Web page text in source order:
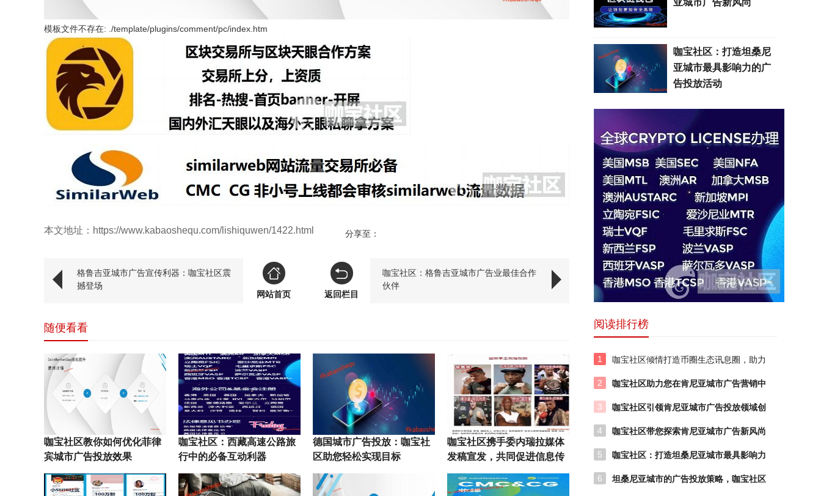
模板文件不存在: ./template/plugins/comment/pc/index.htm
本文地址：https://www.kabaoshequ.com/lishiquwen/1422.html 分享至：
格鲁吉亚城市广告宣传利器：咖宝社区震
撼登场
咖宝社区：格鲁吉亚城市广告业最佳合作
伙伴
网站首页
返回栏目
随便看看
咖宝社区教你如何优化菲律
宾城市广告投放效果
咖宝社区：西藏高速公路旅
行中的必备互动利器
德国城市广告投放：咖宝社
区助您轻松实现目标
咖宝社区携手委内瑞拉媒体
发稿宣发，共同促进信息传
播事业！
亚城市广告新风尚
咖宝社区：打造坦桑尼
亚城市最具影响力的广
告投放活动
阅读排行榜
1
咖宝社区倾情打造币圈生态讯息圈，助力
2
咖宝社区助力您在肯尼亚城市广告营销中
3
咖宝社区引领肯尼亚城市广告投放领域创
4
咖宝社区带您探索肯尼亚城市广告新风尚
5
咖宝社区：打造坦桑尼亚城市最具影响力
6
坦桑尼亚城市的广告投放策略，咖宝社区